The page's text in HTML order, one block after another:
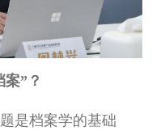
”？
是档案学的基础